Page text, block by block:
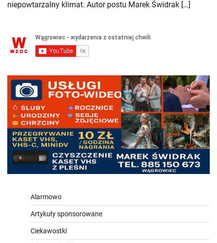
niepowtarzalny klimat. Autor postu Marek Świdrak […]
Alarmowo
Artykuły sponsorowane
Ciekawostki